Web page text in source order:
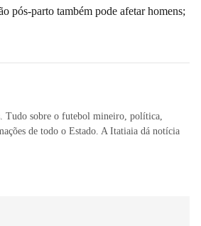
pós-parto também pode afetar homens;
Tudo sobre o futebol mineiro, política,
de todo o Estado. A Itatiaia dá notícia